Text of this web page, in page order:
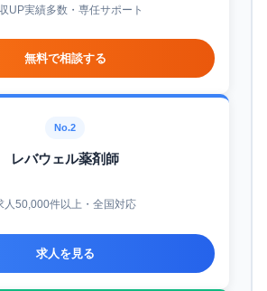
UP実績多数・専任サポート
無料で相談する
No.2
レバウェル薬剤師
人50,000件以上・全国対応
求人を見る